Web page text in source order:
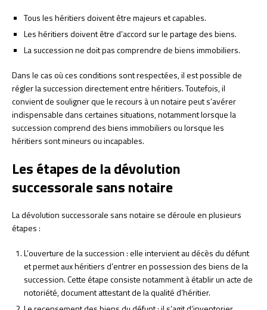
Tous les héritiers doivent être majeurs et capables.
Les héritiers doivent être d’accord sur le partage des biens.
La succession ne doit pas comprendre de biens immobiliers.
Dans le cas où ces conditions sont respectées, il est possible de
régler la succession directement entre héritiers. Toutefois, il
convient de souligner que le recours à un notaire peut s’avérer
indispensable dans certaines situations, notamment lorsque la
succession comprend des biens immobiliers ou lorsque les
héritiers sont mineurs ou incapables.
Les étapes de la dévolution
successorale sans notaire
La dévolution successorale sans notaire se déroule en plusieurs
étapes :
L’ouverture de la succession : elle intervient au décès du défunt
et permet aux héritiers d’entrer en possession des biens de la
succession. Cette étape consiste notamment à établir un acte de
notoriété, document attestant de la qualité d’héritier.